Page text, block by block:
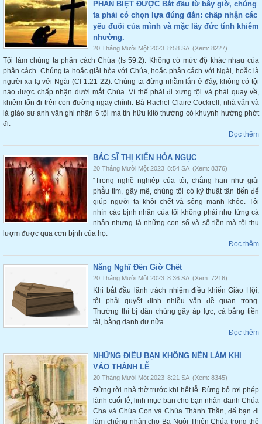
PHÂN BIỆT ĐƯỢC Bắt đầu từ bây giờ, chúng
ta phải có chọn lựa đúng đắn: chấp nhận các
yếu đuối của mình và mặc lấy đức tính khiêm
nhường.
20 Tháng Mười Một 2023 8:58 SA (Xem: 8227)
Tội làm chúng ta phân cách Chúa (Is 59:2). Không có mức độ khác nhau của
phân cách. Chúng ta hoặc giải hòa với Chúa, hoặc phân cách với Ngài, hoặc là
người xa lạ với Ngài (Cl 1:21-22). Chúng ta đừng nhầm lẫn ở đây, không có tội
nào được chấp nhận dưới mắt Chúa. Vì thế phải đi xưng tội và phải quay về,
khiêm tốn đi trên con đường ngay chính. Bà Rachel-Claire Cockrell, nhà văn và
là giáo sư anh văn ghi nhận 6 tội mà tín hữu kitô thường có khuynh hướng phớt
đi.
Đọc thêm
BÁC SĨ THỊ KIẾN HỎA NGỤC
20 Tháng Mười Một 2023 8:54 SA (Xem: 8376)
“Trong nghề nghiệp của tôi, chẳng hạn như giải
phẫu tim, gây mê, chúng tôi có kỹ thuật tân tiến để
giúp người ta khỏi chết và sống mạnh khỏe. Tôi
nhìn các bịnh nhân của tôi không phải như từng cá
nhân nhưng là những con số và số tiền mà tôi thu
lượm được qua cơn bịnh của họ.
Đọc thêm
Năng Nghĩ Đến Giờ Chết
20 Tháng Mười Một 2023 8:36 SA (Xem: 7216)
Khi bắt đầu lãnh trách nhiệm điều khiển Giáo Hội,
tôi phải quyết định nhiều vấn đề quan trọng.
Thường thì bị dân chúng gây áp lực, cả bằng tiền
tài, bằng danh dự nữa.
Đọc thêm
NHỮNG ĐIỀU BẠN KHÔNG NÊN LÀM KHI
VÀO THÁNH LỄ
20 Tháng Mười Một 2023 8:21 SA (Xem: 8345)
Đừng rời nhà thờ trước khi hết lễ. Đừng bỏ rơi phép
lành cuối lễ, linh mục ban cho bạn nhân danh Chúa
Cha và Chúa Con và Chúa Thánh Thần, để bạn đi
làm chứng nhân cho Ba Ngôi Thiên Chúa trong thế